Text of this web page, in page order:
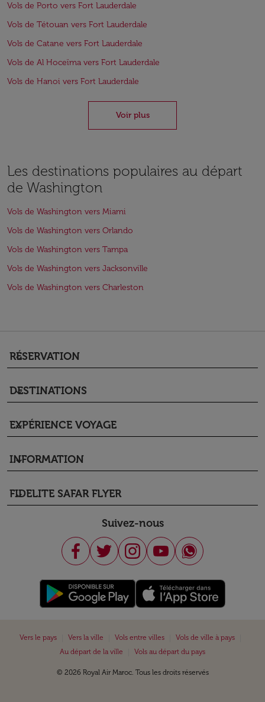
Vols de Porto vers Fort Lauderdale
Vols de Tétouan vers Fort Lauderdale
Vols de Catane vers Fort Lauderdale
Vols de Al Hoceïma vers Fort Lauderdale
Vols de Hanoi vers Fort Lauderdale
Voir plus
Les destinations populaires au départ
de Washington
Vols de Washington vers Miami
Vols de Washington vers Orlando
Vols de Washington vers Tampa
Vols de Washington vers Jacksonville
Vols de Washington vers Charleston
RÉSERVATION
keyboard_arrow_down
DESTINATIONS
keyboard_arrow_down
EXPÉRIENCE VOYAGE
keyboard_arrow_down
INFORMATION
keyboard_arrow_down
FIDELITE SAFAR FLYER
keyboard_arrow_down
Suivez-nous
Vers le pays Vers la ville Vols entre villes Vols de ville à pays
Au départ de la ville
Vols au départ du pays
© 2026 Royal Air Maroc. Tous les droits réservés